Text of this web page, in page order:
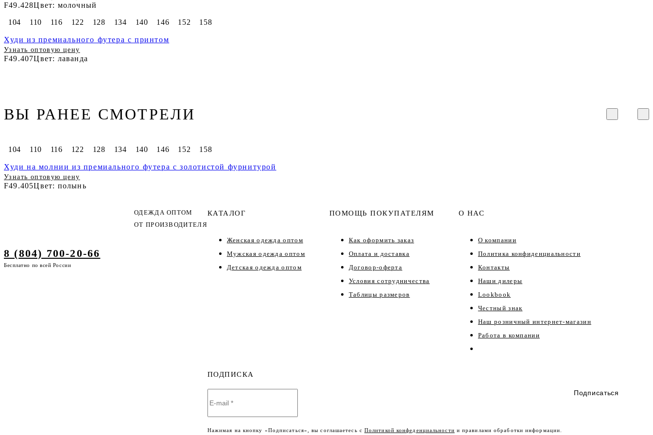
F49.428Цвет: молочный
104 110 116 122 128 134 140 146 152 158
Худи из премиального футера с принтом
Узнать оптовую цену
F49.407Цвет: лаванда
ВЫ РАНЕЕ СМОТРЕЛИ
104 110 116 122 128 134 140 146 152 158
Худи на молнии из премиального футера с золотистой фурнитурой
Узнать оптовую цену
F49.405Цвет: полынь
ОДЕЖДА ОПТОМ
ОТ ПРОИЗВОДИТЕЛЯ
8 (804) 700-20-66
Бесплатно по всей России
КАТАЛОГ
Женская одежда оптом
Мужская одежда оптом
Детская одежда оптом
ПОМОЩЬ ПОКУПАТЕЛЯМ
Как оформить заказ
Оплата и доставка
Договор-оферта
Условия сотрудничества
Таблицы размеров
О НАС
О компании
Политика конфиденциальности
Контакты
Наши дилеры
Lookbook
Честный знак
Наш розничный интернет-магазин
Работа в компании
ПОДПИСКА
Подписаться
Нажимая на кнопку «Подписаться», вы соглашаетесь с Политикой конфеденциальности и правилами обработки информации.